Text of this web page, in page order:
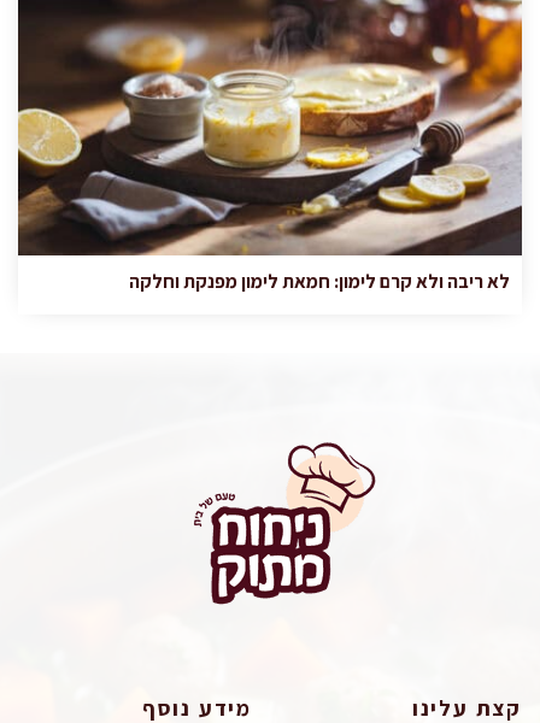
לא ריבה ולא קרם לימון: חמאת לימון מפנקת וחלקה
קצת עלינו מידע נוסף